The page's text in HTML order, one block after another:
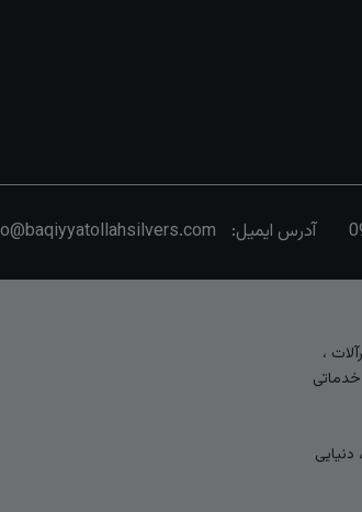
آدرس ایمیل:
،